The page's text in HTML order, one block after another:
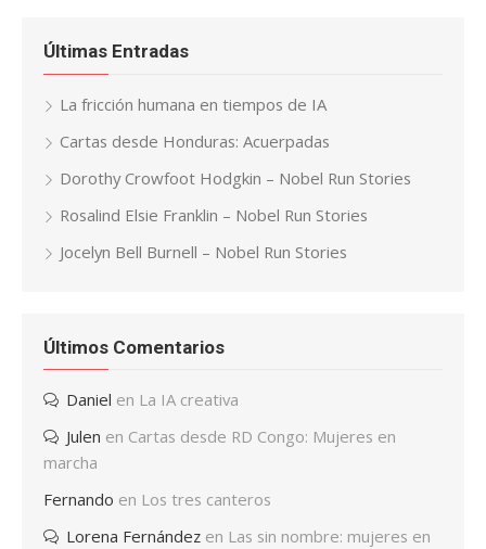
Últimas Entradas
La fricción humana en tiempos de IA
Cartas desde Honduras: Acuerpadas
Dorothy Crowfoot Hodgkin – Nobel Run Stories
Rosalind Elsie Franklin – Nobel Run Stories
Jocelyn Bell Burnell – Nobel Run Stories
Últimos Comentarios
Daniel en La IA creativa
Julen en Cartas desde RD Congo: Mujeres en
marcha
Fernando en Los tres canteros
Lorena Fernández en Las sin nombre: mujeres en